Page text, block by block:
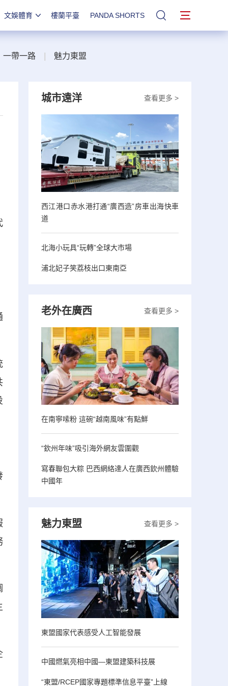
文娛體育 樓蘭平臺 PANDA SHORTS 站內搜索
一帶一路 魅力東盟
查看更多 >
城市遠洋
西江港口赤水港打通“廣西造”房車出海快車
道
北海小玩具“玩轉”全球大市場
浦北妃子笑荔枝出口東南亞
查看更多 >
老外在廣西
在南寧嗦粉 這碗“越南風味”有點鮮
“欽州年味”吸引海外網友雲圍觀
寫春聯包大粽 巴西網絡達人在廣西欽州體驗
中國年
查看更多 >
魅力東盟
東盟國家代表感受人工智能發展
中國燃氣亮相中國—東盟建築科技展
“東盟/RCEP國家專題標準信息平臺”上線